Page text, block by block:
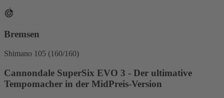
Bremsen
Shimano 105 (160/160)
Cannondale SuperSix EVO 3 - Der ultimative
Tempomacher in der MidPreis-Version